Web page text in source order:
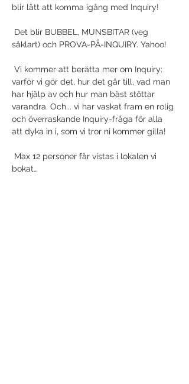
blir lätt att komma igång med Inquiry!
såklart) och PROVA-PÅ-INQUIRY. Yahoo!
varför vi gör det, hur det går till, vad man
har hjälp av och hur man bäst stöttar
varandra. Och... vi har vaskat fram en rolig
och överraskande Inquiry-fråga för alla
att dyka in i, som vi tror ni kommer gilla!
bokat…